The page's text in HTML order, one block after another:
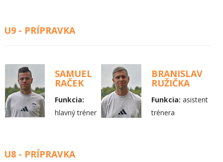
U9 - PRÍPRAVKA
SAMUEL
RAČEK
Funkcia:
hlavný tréner
BRANISLAV
RUŽIČKA
Funkcia: asistent
trénera
U8 - PRÍPRAVKA